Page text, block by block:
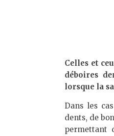
Celles et
déboires
lorsque la
Dans les
dents, de
permettant